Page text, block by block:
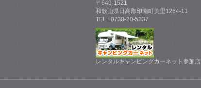
〒649-1521
和歌山県日高郡印南町美里1264-11
TEL : 0738-20-5337
レンタルキャンピングカーネット参加店